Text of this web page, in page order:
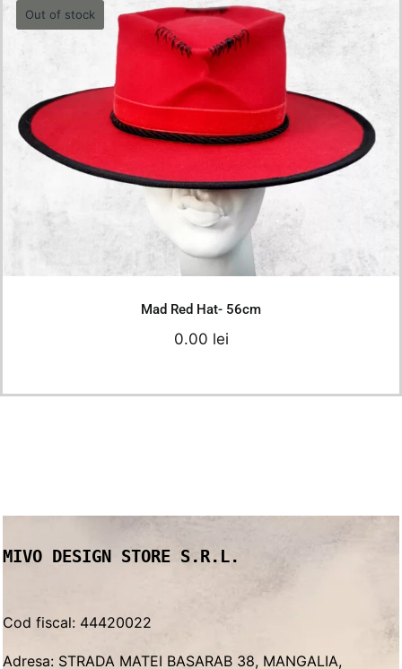
Out of stock
Mad Red Hat- 56cm
0.00lei
Mad Red Hat- 56cm
0.00 lei
MIVO DESIGN STORE S.R.L.
Cod fiscal: 44420022
Adresa: STRADA MATEI BASARAB 38, MANGALIA,